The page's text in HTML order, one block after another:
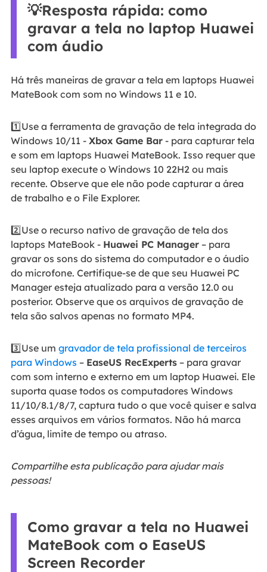
💡Resposta rápida: como
gravar a tela no laptop Huawei
com áudio
Há três maneiras de gravar a tela em laptops Huawei
MateBook com som no Windows 11 e 10.
1️⃣Use a ferramenta de gravação de tela integrada do
Windows 10/11 - Xbox Game Bar- para capturar tela
e som em laptops Huawei MateBook. Isso requer que
seu laptop execute o Windows 10 22H2 ou mais
recente. Observe que ele não pode capturar a área
de trabalho e o File Explorer.
2️⃣Use o recurso nativo de gravação de tela dos
laptops MateBook - Huawei PC Manager– para
gravar os sons do sistema do computador e o áudio
do microfone. Certifique-se de que seu Huawei PC
Manager esteja atualizado para a versão 12.0 ou
posterior. Observe que os arquivos de gravação de
tela são salvos apenas no formato MP4.
3️⃣Use um gravador de tela profissional de terceiros
para Windows – EaseUS RecExperts– para gravar
com som interno e externo em um laptop Huawei. Ele
suporta quase todos os computadores Windows
11/10/8.1/8/7, captura tudo o que você quiser e salva
esses arquivos em vários formatos. Não há marca
d’água, limite de tempo ou atraso.
Compartilhe esta publicação para ajudar mais
pessoas!
Como gravar a tela no Huawei
MateBook com o EaseUS
Screen Recorder